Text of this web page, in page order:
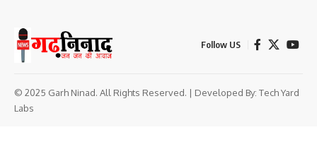
Follow US
© 2025 Garh Ninad. All Rights Reserved. | Developed By: Tech Yard
Labs